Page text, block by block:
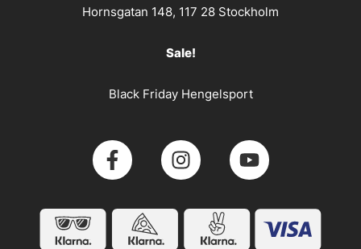
Hornsgatan 148, 117 28 Stockholm
Sale!
Black Friday Hengelsport